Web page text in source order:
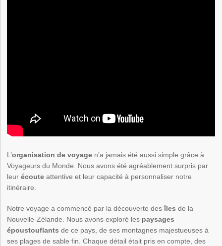
L’organisation de voyage n’a jamais été aussi simple grâce à
Voyageurs du Monde. Nous avons été agréablement surpris par
leurécoute attentive et leur capacité à personnaliser notre
itinéraire.
Notre voyage a commencé par la découverte desîles de la
Nouvelle-Zélande. Nous avons exploré les paysages
époustouflants de ce pays, de ses montagnes majestueuses à
ses plages de sable fin. Chaque détail était pris en compte, des